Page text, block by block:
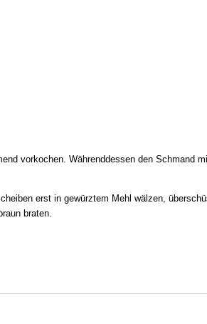
vorkochen. Währenddessen den Schmand
erst in gewürztem Mehl wälzen,
braten.